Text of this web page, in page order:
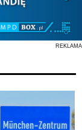
REKLAMA